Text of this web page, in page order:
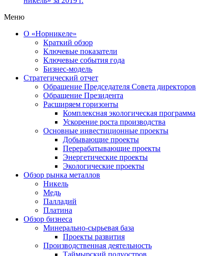
Меню
О «Норникеле»
Краткий обзор
Ключевые показатели
Ключевые события года
Бизнес-модель
Стратегический отчет
Обращение Председателя Совета директоров
Обращение Президента
Расширяем горизонты
Комплексная экологическая программа
Ускорение роста производства
Основные инвестиционные проекты
Добывающие проекты
Перерабатывающие проекты
Энергетические проекты
Экологические проекты
Обзор рынка металлов
Никель
Медь
Палладий
Платина
Обзор бизнеса
Минерально-сырьевая база
Проекты развития
Производственная деятельность
Таймырский полуостров